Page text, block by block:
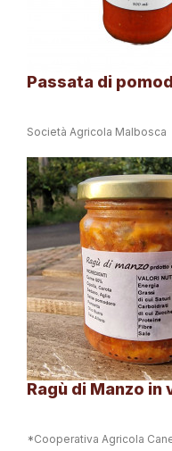
Passata di
Società Agricola Malbosca
Ragù di Manzo
*Cooperativa Agricola